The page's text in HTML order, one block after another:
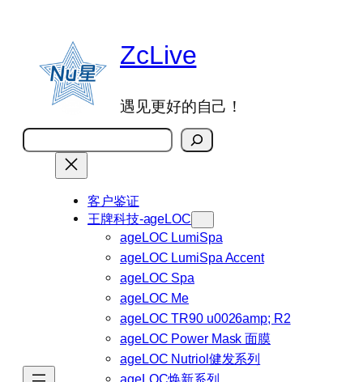
ZcLive
遇见更好的自己！
搜
索
客户鉴证
王牌科技-ageLOC
ageLOC LumiSpa
ageLOC LumiSpa Accent
ageLOC Spa
ageLOC Me
ageLOC TR90 u0026amp; R2
ageLOC Power Mask 面膜
ageLOC Nutriol健发系列
ageLOC焕新系列